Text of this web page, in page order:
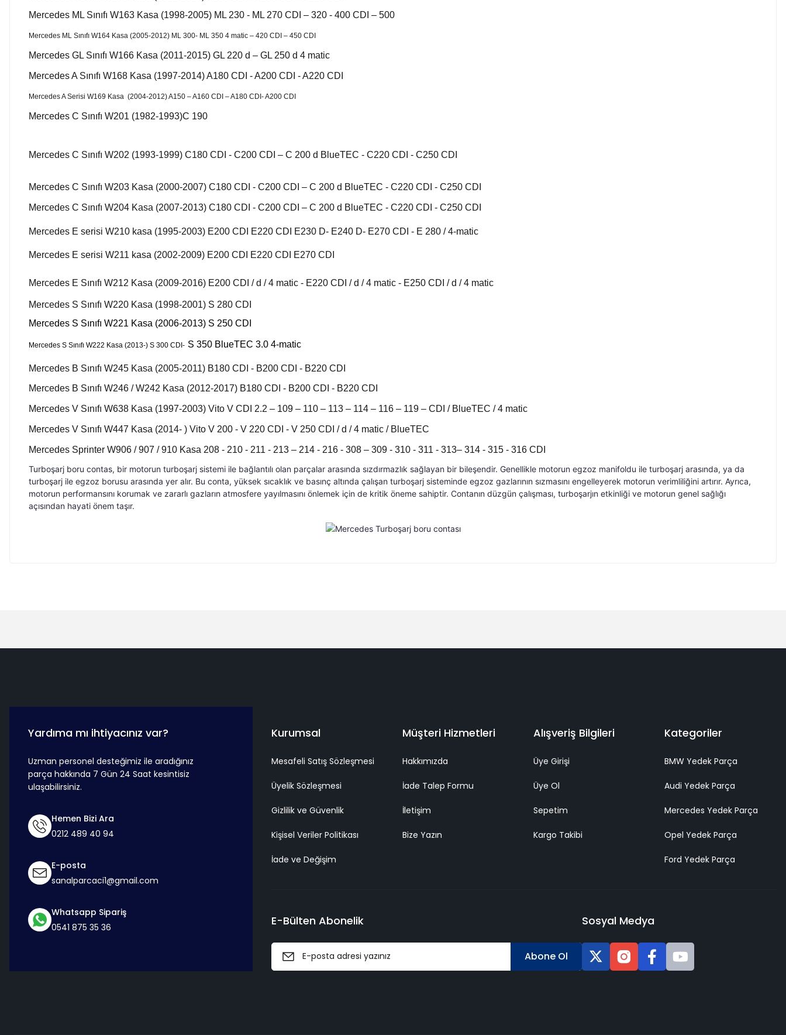
Mercedes ML Sınıfı W163 Kasa (1998-2005) ML 230 - ML 270 CDI – 320 - 400 CDI – 500
Mercedes ML Sınıfı W164 Kasa (2005-2012) ML 300- ML 350 4 matic – 420 CDI – 450 CDI
Mercedes GL Sınıfı W166 Kasa (2011-2015) GL 220 d – GL 250 d 4 matic
Mercedes A Sınıfı W168 Kasa (1997-2014) A180 CDI - A200 CDI - A220 CDI
Mercedes A Serisi W169 Kasa (2004-2012) A150 – A160 CDI – A180 CDI- A200 CDI
Mercedes C Sınıfı W201 (1982-1993)C 190
Mercedes C Sınıfı W202 (1993-1999) C180 CDI - C200 CDI – C 200 d BlueTEC - C220 CDI - C250 CDI
Mercedes C Sınıfı W203 Kasa (2000-2007) C180 CDI - C200 CDI – C 200 d BlueTEC - C220 CDI - C250 CDI
Mercedes C Sınıfı W204 Kasa (2007-2013) C180 CDI - C200 CDI – C 200 d BlueTEC - C220 CDI - C250 CDI
Mercedes E serisi W210 kasa (1995-2003) E200 CDI E220 CDI E230 D- E240 D- E270 CDI - E 280 / 4-matic
Mercedes E serisi W211 kasa (2002-2009) E200 CDI E220 CDI E270 CDI
Mercedes E Sınıfı W212 Kasa (2009-2016) E200 CDI / d / 4 matic - E220 CDI / d / 4 matic - E250 CDI / d / 4 matic
Mercedes S Sınıfı W220 Kasa (1998-2001) S 280 CDI
Mercedes S Sınıfı W221 Kasa (2006-2013) S 250 CDI
Mercedes S Sınıfı W222 Kasa (2013-) S 300 CDI- S 350 BlueTEC 3.0 4-matic
Mercedes B Sınıfı W245 Kasa (2005-2011) B180 CDI - B200 CDI - B220 CDI
Mercedes B Sınıfı W246 / W242 Kasa (2012-2017) B180 CDI - B200 CDI - B220 CDI
Mercedes V Sınıfı W638 Kasa (1997-2003) Vito V CDI 2.2 – 109 – 110 – 113 – 114 – 116 – 119 – CDI / BlueTEC / 4 matic
Mercedes V Sınıfı W447 Kasa (2014- ) Vito V 200 - V 220 CDI - V 250 CDI / d / 4 matic / BlueTEC
Mercedes Sprinter W906 / 907 / 910 Kasa 208 - 210 - 211 - 213 – 214 - 216 - 308 – 309 - 310 - 311 - 313– 314 - 315 - 316 CDI
Turboşarj boru contas, bir motorun turboşarj sistemi ile bağlantılı olan parçalar arasında sızdırmazlık sağlayan bir bileşendir. Genellikle motorun egzoz manifoldu ile turboşarj arasında, ya da
turboşarj ile egzoz borusu arasında yer alır. Bu conta, yüksek sıcaklık ve basınç altında çalışan turboşarj sisteminde egzoz gazlarının sızmasını engelleyerek motorun verimliliğini artırır. Ayrıca,
motorun performansını korumak ve zararlı gazların atmosfere yayılmasını önlemek için de kritik öneme sahiptir. Contanın düzgün çalışması, turboşarjın etkinliği ve motorun genel sağlığı
açısından hayati önem taşır.
Yardıma mı ihtiyacınız var?
Uzman personel desteğimiz ile aradığınız
parça hakkında 7 Gün 24 Saat kesintisiz
ulaşabilirsiniz.
Hemen Bizi Ara
0212 489 40 94
E-posta
sanalparcaci1@gmail.com
Whatsapp Sipariş
0541 875 35 36
Kurumsal
Mesafeli Satış Sözleşmesi
Üyelik Sözleşmesi
Gizlilik ve Güvenlik
Kişisel Veriler Politikası
İade ve Değişim
Müşteri Hizmetleri
Hakkımızda
İade Talep Formu
İletişim
Bize Yazın
Alışveriş Bilgileri
Üye Girişi
Üye Ol
Sepetim
Kargo Takibi
Kategoriler
BMW Yedek Parça
Audi Yedek Parça
Mercedes Yedek Parça
Opel Yedek Parça
Ford Yedek Parça
E-Bülten Abonelik
Abone Ol
Sosyal Medya